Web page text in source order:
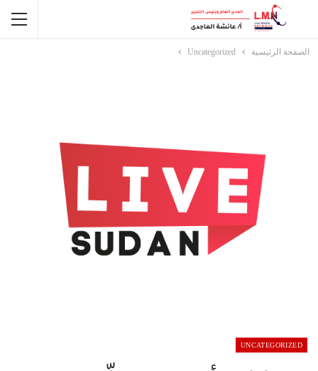
الصفحة الرئيسية Uncategorized
UNCATEGORIZED